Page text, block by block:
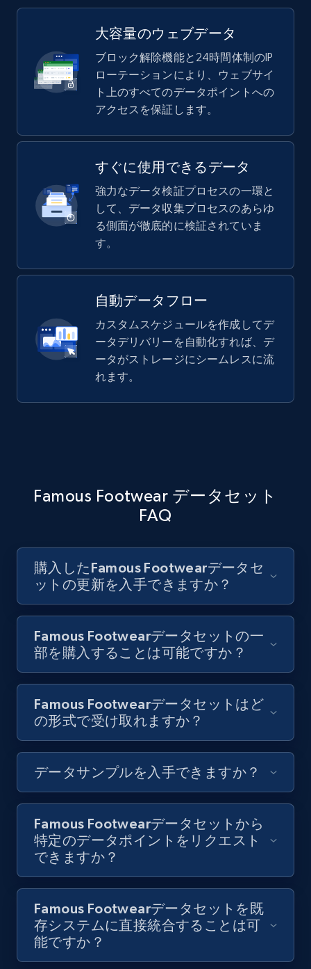
大容量のウェブデータ
ブロック解除機能と24時間体制のIP
ローテーションにより、ウェブサイ
ト上のすべてのデータポイントへの
アクセスを保証します。
すぐに使用できるデータ
強力なデータ検証プロセスの一環と
して、データ収集プロセスのあらゆ
る側面が徹底的に検証されていま
す。
自動データフロー
カスタムスケジュールを作成してデ
ータデリバリーを自動化すれば、デ
ータがストレージにシームレスに流
れます。
Famous Footwear データセット
FAQ
購入したFamous Footwearデータセ
ットの更新を入手できますか？
Famous Footwearデータセットの一
部を購入することは可能ですか？
Famous Footwearデータセットはど
の形式で受け取れますか？
データサンプルを入手できますか？
Famous Footwearデータセットから
特定のデータポイントをリクエスト
できますか？
Famous Footwearデータセットを既
存システムに直接統合することは可
能ですか？